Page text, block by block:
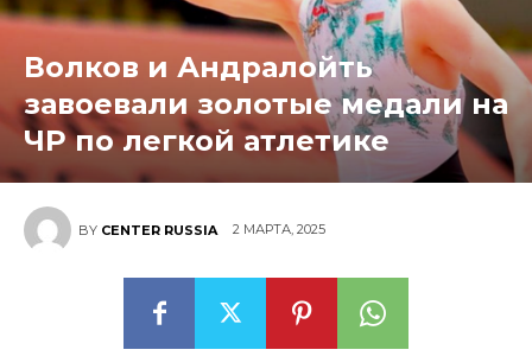
Волков и Андралойть
завоевали золотые медали на
ЧР по легкой атлетике
BY CENTER RUSSIA 2 МАРТА, 2025